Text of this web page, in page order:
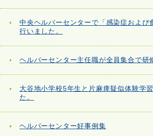
中央ヘルパーセンターで「感染症および
行いました。
ヘルパーセンター主任職が全員集合で研
大谷地小学校5年生と片麻痺疑似体験学
た。
ヘルパーセンター好事例集